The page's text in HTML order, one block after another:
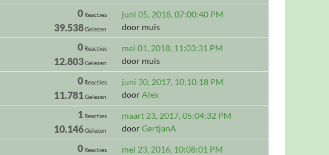
0 Reacties
39.538Gelezen
juni 05, 2018, 07:00:40 PM
door muis
0 Reacties
12.803Gelezen
mei 01, 2018, 11:03:31 PM
door muis
0 Reacties
11.781Gelezen
juni 30, 2017, 10:10:18 PM
doorAlex
1 Reacties
10.146Gelezen
maart 23, 2017, 05:04:32 PM
doorGertjanA
0 Reacties
mei 23, 2016, 10:08:01 PM